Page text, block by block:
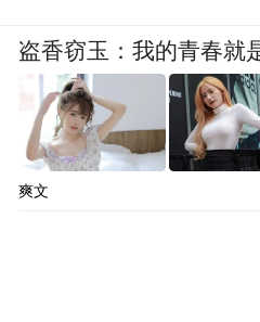
盗香窃玉：我的青春就
爽文